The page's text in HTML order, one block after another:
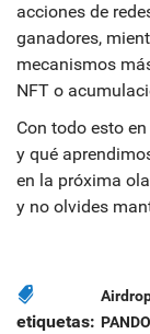
acciones de
ganadores,
mecanismos
NFT o
Con todo esto
y qué
en la próxima
y no olvides
etiquetas: PANDO